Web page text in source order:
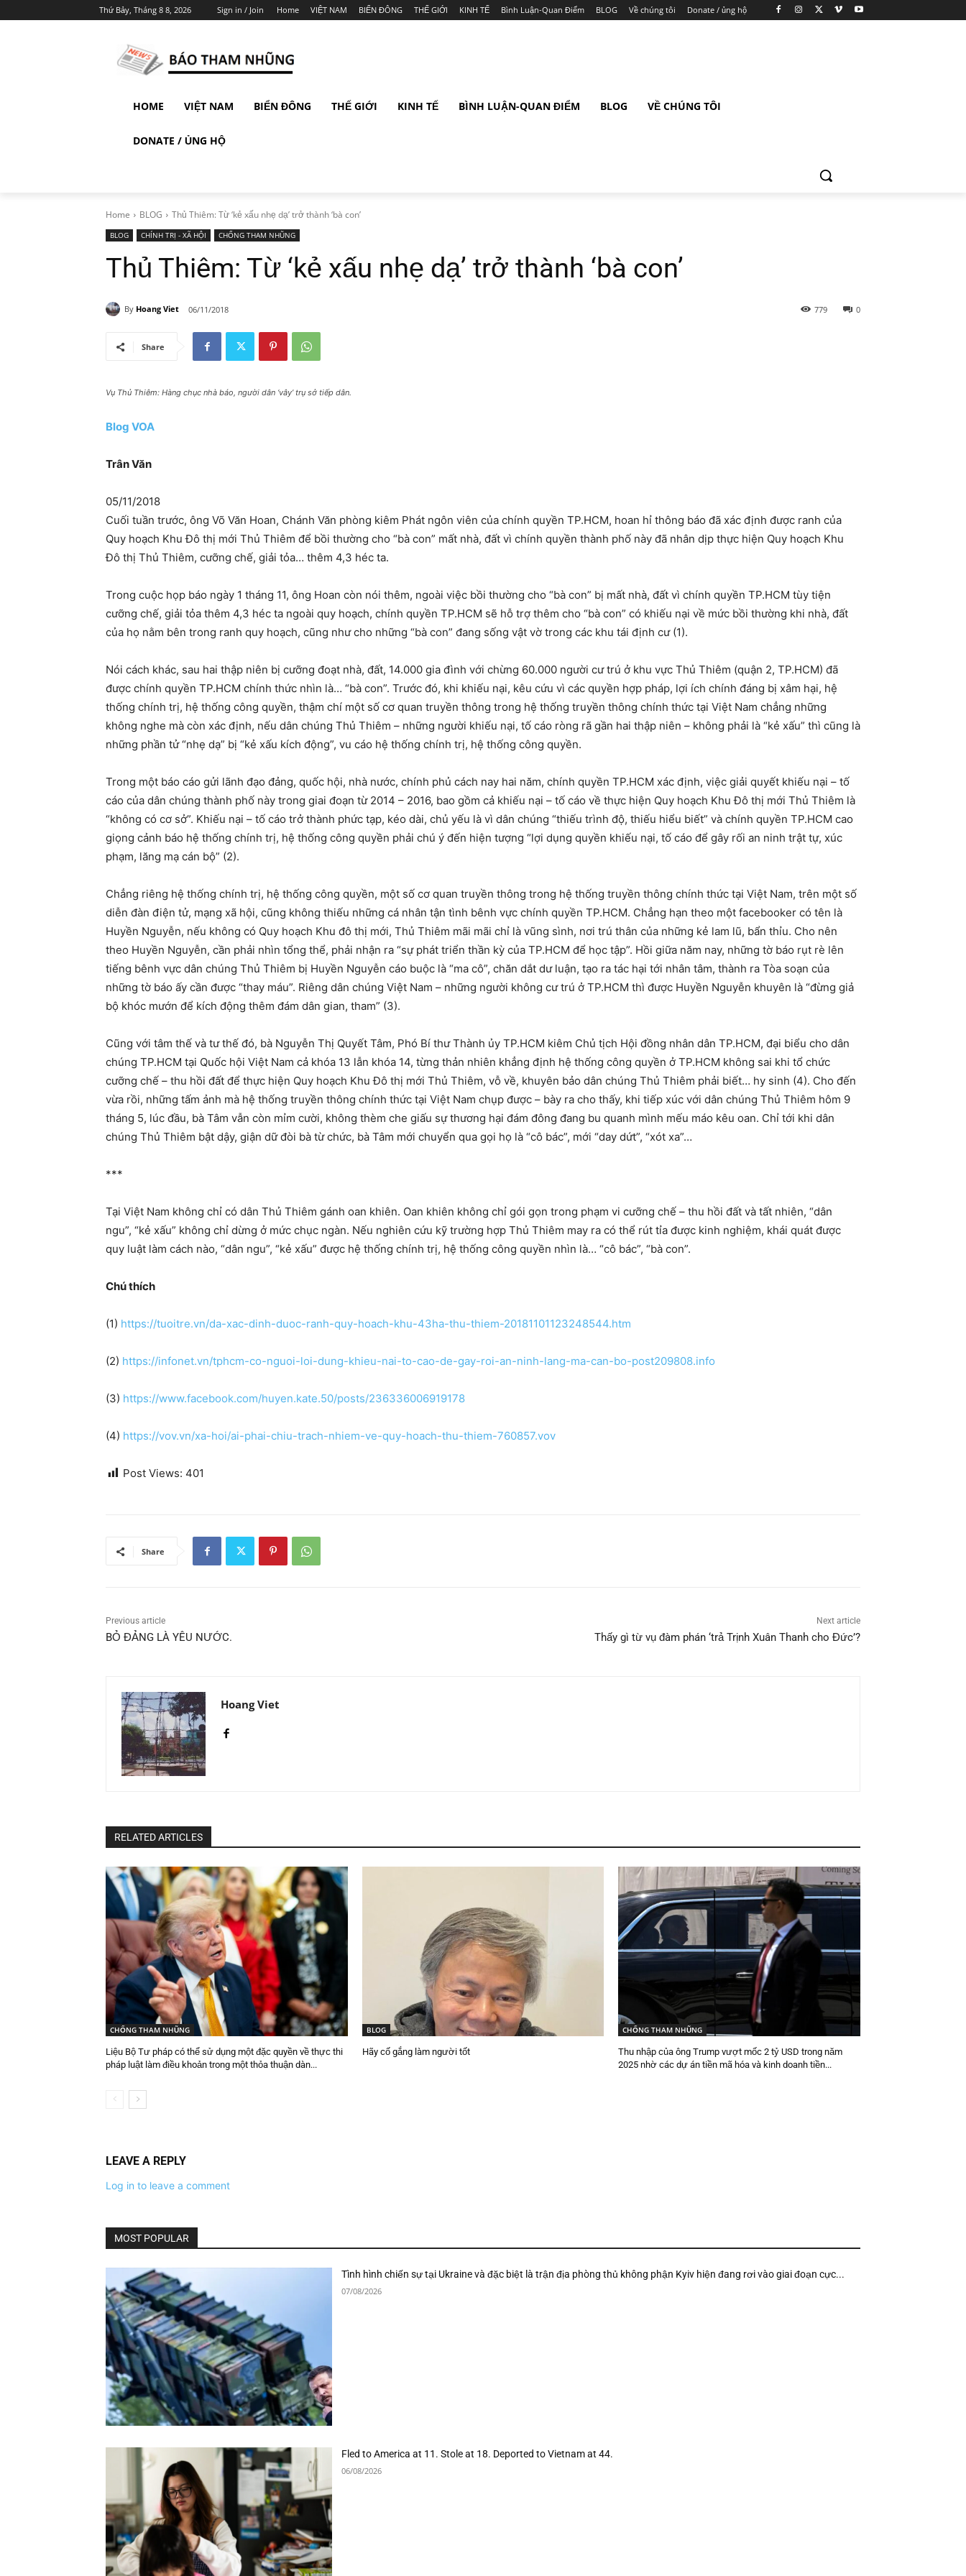
Thứ Bảy, Tháng 8 8, 2026 Sign in / Join Home VIỆT NAM BIỂN ĐÔNG THẾ GIỚI KINH TẾ Bình Luận-Quan Điểm BLOG Về chúng tôi Donate / ủng hộ
HOME VIỆT NAM BIỂN ĐÔNG THẾ GIỚI KINH TẾ BÌNH LUẬN-QUAN ĐIỂM BLOG VỀ CHÚNG TÔI
DONATE / ỦNG HỘ
Home BLOG Thủ Thiêm: Từ ‘kẻ xấu nhẹ dạ’ trở thành ‘bà con’
BLOG CHÍNH TRỊ - XÃ HỘI CHỐNG THAM NHŨNG
Thủ Thiêm: Từ ‘kẻ xấu nhẹ dạ’ trở thành ‘bà con’
By Hoang Viet 06/11/2018 0
779
Share
Vụ Thủ Thiêm: Hàng chục nhà báo, người dân ‘vây’ trụ sở tiếp dân.
Blog VOA
Trân Văn
05/11/2018
Cuối tuần trước, ông Võ Văn Hoan, Chánh Văn phòng kiêm Phát ngôn viên của chính quyền TP.HCM, hoan hỉ thông báo đã xác định được ranh của
Quy hoạch Khu Đô thị mới Thủ Thiêm để bồi thường cho “bà con” mất nhà, đất vì chính quyền thành phố này đã nhân dịp thực hiện Quy hoạch Khu
Đô thị Thủ Thiêm, cưỡng chế, giải tỏa… thêm 4,3 héc ta.
Trong cuộc họp báo ngày 1 tháng 11, ông Hoan còn nói thêm, ngoài việc bồi thường cho “bà con” bị mất nhà, đất vì chính quyền TP.HCM tùy tiện
cưỡng chế, giải tỏa thêm 4,3 héc ta ngoài quy hoạch, chính quyền TP.HCM sẽ hỗ trợ thêm cho “bà con” có khiếu nại về mức bồi thường khi nhà, đất
của họ nằm bên trong ranh quy hoạch, cũng như cho những “bà con” đang sống vật vờ trong các khu tái định cư (1).
Nói cách khác, sau hai thập niên bị cưỡng đoạt nhà, đất, 14.000 gia đình với chừng 60.000 người cư trú ở khu vực Thủ Thiêm (quận 2, TP.HCM) đã
được chính quyền TP.HCM chính thức nhìn là… “bà con”. Trước đó, khi khiếu nại, kêu cứu vì các quyền hợp pháp, lợi ích chính đáng bị xâm hại, hệ
thống chính trị, hệ thống công quyền, thậm chí một số cơ quan truyền thông trong hệ thống truyền thông chính thức tại Việt Nam chẳng những
không nghe mà còn xác định, nếu dân chúng Thủ Thiêm – những người khiếu nại, tố cáo ròng rã gần hai thập niên – không phải là “kẻ xấu” thì cũng là
những phần tử “nhẹ dạ” bị “kẻ xấu kích động”, vu cáo hệ thống chính trị, hệ thống công quyền.
Trong một báo cáo gửi lãnh đạo đảng, quốc hội, nhà nước, chính phủ cách nay hai năm, chính quyền TP.HCM xác định, việc giải quyết khiếu nại – tố
cáo của dân chúng thành phố này trong giai đoạn từ 2014 – 2016, bao gồm cả khiếu nại – tố cáo về thực hiện Quy hoạch Khu Đô thị mới Thủ Thiêm là
“không có cơ sở”. Khiếu nại – tố cáo trở thành phức tạp, kéo dài, chủ yếu là vì dân chúng “thiếu trình độ, thiếu hiểu biết” và chính quyền TP.HCM cao
giọng cảnh báo hệ thống chính trị, hệ thống công quyền phải chú ý đến hiện tượng “lợi dụng quyền khiếu nại, tố cáo để gây rối an ninh trật tự, xúc
phạm, lăng mạ cán bộ” (2).
Chẳng riêng hệ thống chính trị, hệ thống công quyền, một số cơ quan truyền thông trong hệ thống truyền thông chính thức tại Việt Nam, trên một số
diễn đàn điện tử, mạng xã hội, cũng không thiếu những cá nhân tận tình bênh vực chính quyền TP.HCM. Chẳng hạn theo một facebooker có tên là
Huyền Nguyễn, nếu không có Quy hoạch Khu đô thị mới, Thủ Thiêm mãi mãi chỉ là vũng sình, nơi trú thân của những kẻ lam lũ, bẩn thỉu. Cho nên
theo Huyền Nguyễn, cần phải nhìn tổng thể, phải nhận ra “sự phát triển thần kỳ của TP.HCM để học tập”. Hồi giữa năm nay, những tờ báo rụt rè lên
tiếng bênh vực dân chúng Thủ Thiêm bị Huyền Nguyễn cáo buộc là “ma cô”, chăn dắt dư luận, tạo ra tác hại tới nhân tâm, thành ra Tòa soạn của
những tờ báo ấy cần được “thay máu”. Riêng dân chúng Việt Nam – những người không cư trú ở TP.HCM thì được Huyền Nguyễn khuyên là “đừng giả
bộ khóc mướn để kích động thêm đám dân gian, tham” (3).
Cũng với tâm thế và tư thế đó, bà Nguyễn Thị Quyết Tâm, Phó Bí thư Thành ủy TP.HCM kiêm Chủ tịch Hội đồng nhân dân TP.HCM, đại biểu cho dân
chúng TP.HCM tại Quốc hội Việt Nam cả khóa 13 lẫn khóa 14, từng thản nhiên khẳng định hệ thống công quyền ở TP.HCM không sai khi tổ chức
cưỡng chế – thu hồi đất để thực hiện Quy hoạch Khu Đô thị mới Thủ Thiêm, vỗ về, khuyên bảo dân chúng Thủ Thiêm phải biết… hy sinh (4). Cho đến
vừa rồi, những tấm ảnh mà hệ thống truyền thông chính thức tại Việt Nam chụp được – bày ra cho thấy, khi tiếp xúc với dân chúng Thủ Thiêm hôm 9
tháng 5, lúc đầu, bà Tâm vẫn còn mỉm cười, không thèm che giấu sự thương hại đám đông đang bu quanh mình mếu máo kêu oan. Chỉ tới khi dân
chúng Thủ Thiêm bật dậy, giận dữ đòi bà từ chức, bà Tâm mới chuyển qua gọi họ là “cô bác”, mới “day dứt”, “xót xa”…
***
Tại Việt Nam không chỉ có dân Thủ Thiêm gánh oan khiên. Oan khiên không chỉ gói gọn trong phạm vi cưỡng chế – thu hồi đất và tất nhiên, “dân
ngu”, “kẻ xấu” không chỉ dừng ở mức chục ngàn. Nếu nghiên cứu kỹ trường hợp Thủ Thiêm may ra có thể rút tỉa được kinh nghiệm, khái quát được
quy luật làm cách nào, “dân ngu”, “kẻ xấu” được hệ thống chính trị, hệ thống công quyền nhìn là… “cô bác”, “bà con”.
Chú thích
(1) https://tuoitre.vn/da-xac-dinh-duoc-ranh-quy-hoach-khu-43ha-thu-thiem-20181101123248544.htm
(2) https://infonet.vn/tphcm-co-nguoi-loi-dung-khieu-nai-to-cao-de-gay-roi-an-ninh-lang-ma-can-bo-post209808.info
(3) https://www.facebook.com/huyen.kate.50/posts/236336006919178
(4) https://vov.vn/xa-hoi/ai-phai-chiu-trach-nhiem-ve-quy-hoach-thu-thiem-760857.vov
Post Views: 401
Share
Previous article
BỎ ĐẢNG LÀ YÊU NƯỚC.
Next article
Thấy gì từ vụ đàm phán ‘trả Trịnh Xuân Thanh cho Đức’?
Hoang Viet
RELATED ARTICLES
CHỐNG THAM NHŨNG
Liệu Bộ Tư pháp có thể sử dụng một đặc quyền về thực thi
pháp luật làm điều khoản trong một thỏa thuận dàn...
BLOG
Hãy cố gắng làm người tốt
CHỐNG THAM NHŨNG
Thu nhập của ông Trump vượt mốc 2 tỷ USD trong năm
2025 nhờ các dự án tiền mã hóa và kinh doanh tiền...
LEAVE A REPLY
Log in to leave a comment
MOST POPULAR
Tình hình chiến sự tại Ukraine và đặc biệt là trận địa phòng thủ không phận Kyiv hiện đang rơi vào giai đoạn cực...
07/08/2026
Fled to America at 11. Stole at 18. Deported to Vietnam at 44.
06/08/2026